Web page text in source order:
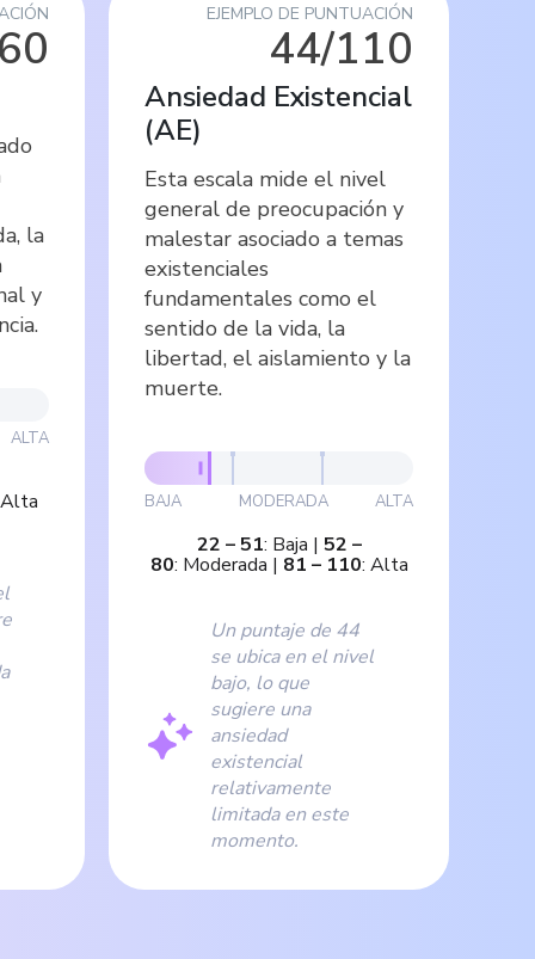
la
y
ALTA
Alta
EJEMPLO DE PUNTUACIÓN
44/110
Ansiedad Existencial
(AE)
Esta escala mide el nivel
general de preocupación y
malestar asociado a temas
existenciales
fundamentales como el
sentido de la vida, la
libertad, el aislamiento y la
muerte.
BAJA MODERADA ALTA
22 –51: Baja | 52 –
80: Moderada | 81 – 110: Alta
Un puntaje de 44
se ubica en el nivel
bajo, lo que
sugiere una
ansiedad
existencial
relativamente
limitada en este
momento.